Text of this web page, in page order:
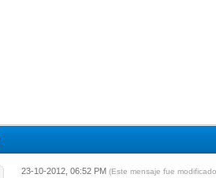
23-10-2012, 06:52 PM(Este mensaje fue